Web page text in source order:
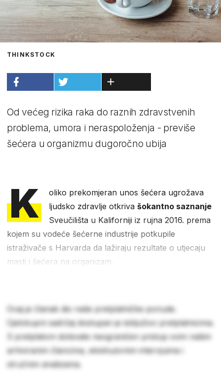
THINKSTOCK
Od većeg rizika raka do raznih zdravstvenih
problema, umora i neraspoloženja - previše
šećera u organizmu dugoročno ubija
K
oliko prekomjeran unos šećera ugrožava
ljudsko zdravlje otkrivašokantno saznanje
Sveučilišta u Kaliforniji iz rujna 2016. prema
kojem su vodeće šećerne industrije potkupile
istraživače s Harvarda da lažiraju rezultate o utjecaju
masti i šećera na organizam.
Ovaj je članak dio naše pretplatničke ponude.
Cjelokupni sadržaj dostupan je isključivo pretplatnicima.
S pretplatom dobivate neograničen pristup svim našim
arhiviranim člancima, ekskluzivnim intervjuima i
stručnim analizama.